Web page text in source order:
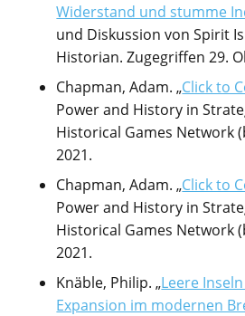
Widerstand und stumme
und Diskussion von Spirit
Historian. Zugegriffen 29.
Chapman, Adam. „Click to
Power and History in
Historical Games Network
2021.
Chapman, Adam. „Click to
Power and History in
Historical Games Network
2021.
Knäble, Philip. „Leere
Expansion im modernen